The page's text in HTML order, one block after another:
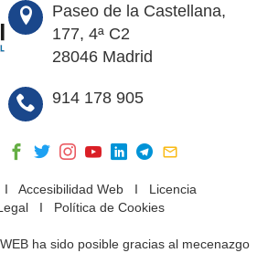
Paseo de la Castellana,
177, 4ª C2
28046 Madrid
914 178 905
Accesibilidad WebI Licencia
I Política de Cookies
ha sido posible gracias al mecenazgo